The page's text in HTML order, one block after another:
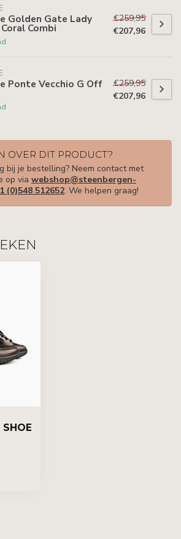
Golden Gate Lady
Combi
€259,95
€207,96
Ponte Vecchio G Off
€259,95
€207,96
OVER DIT PRODUCT?
bij je bestelling? Neem contact met
op via webshop@steenbergen-
(0)548 512652. We helpen graag!
SHOE